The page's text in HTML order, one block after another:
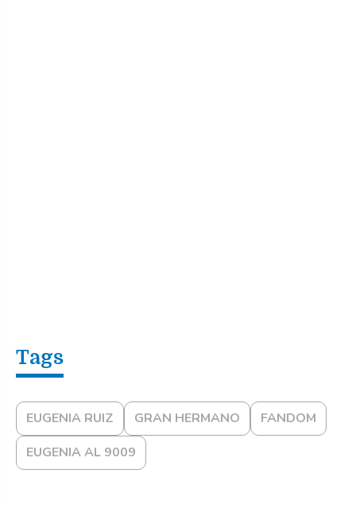
EUGENIA RUIZ GRAN HERMANO
FANDOM
EUGENIA AL 9009